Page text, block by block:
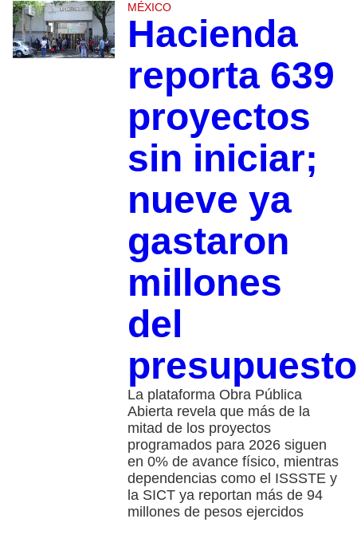
MÉXICO
Hacienda
reporta 639
proyectos
sin iniciar;
nueve ya
gastaron
millones
del
presupuesto
La plataforma Obra Pública
Abierta revela que más de la
mitad de los proyectos
programados para 2026 siguen
en 0% de avance físico, mientras
dependencias como el ISSSTE y
la SICT ya reportan más de 94
millones de pesos ejercidos